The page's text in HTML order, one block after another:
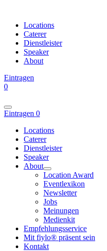
Locations
Caterer
Dienstleister
Speaker
About
Eintragen
0
Eintragen 0
Locations
Caterer
Dienstleister
Speaker
About
Location Award
Eventlexikon
Newsletter
Jobs
Meinungen
Medienkit
Empfehlungsservice
Mit fiylo® präsent sein
Kontakt